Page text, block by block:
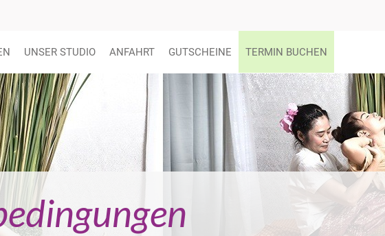
UNSER STUDIO ANFAHRT GUTSCHEINE TERMIN BUCHEN